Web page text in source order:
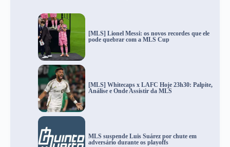
[MLS] Lionel Messi: os novos recordes que ele
pode quebrar com a MLS Cup
[MLS] Whitecaps x LAFC Hoje 23h30: Palpite,
Análise e Onde Assistir da MLS
MLS suspende Luis Suárez por chute em
adversário durante os playoffs